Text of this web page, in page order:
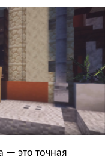
— это точная